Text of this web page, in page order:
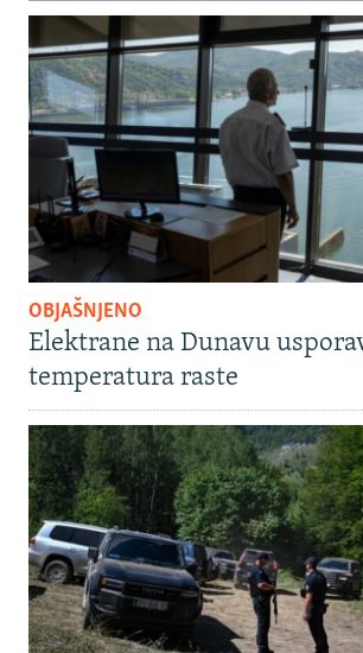
OBJAŠNJENO
Elektrane na Dunavu
temperatura raste